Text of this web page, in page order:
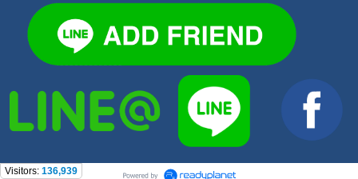
Visitors: 136,939